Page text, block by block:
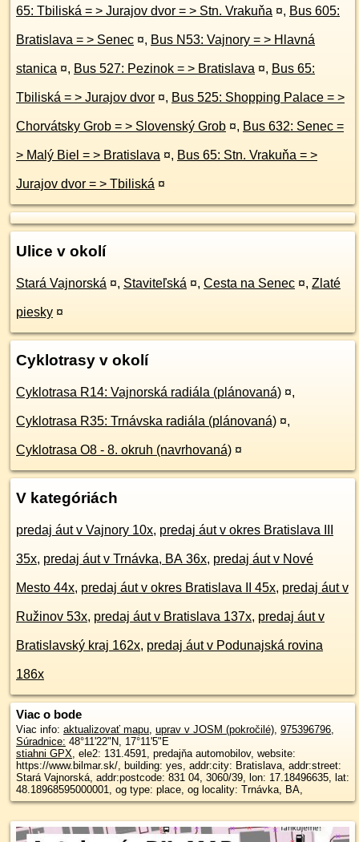
65: Tbiliská = > Jurajov dvor = > Stn. Vrakuňa ¤, Bus 605:
Bratislava = > Senec ¤, Bus N53: Vajnory = > Hlavná
stanica ¤, Bus 527: Pezinok = > Bratislava ¤, Bus 65:
Tbiliská = > Jurajov dvor ¤, Bus 525: Shopping Palace = >
Chorvátsky Grob = > Slovenský Grob ¤, Bus 632: Senec =
> Malý Biel = > Bratislava ¤, Bus 65: Stn. Vrakuňa = >
Jurajov dvor = > Tbiliská ¤
Ulice v okolí
Stará Vajnorská ¤, Staviteľská ¤, Cesta na Senec ¤, Zlaté
piesky ¤
Cyklotrasy v okolí
Cyklotrasa R14: Vajnorská radiála (plánovaná) ¤,
Cyklotrasa R35: Trnávska radiála (plánovaná) ¤,
Cyklotrasa O8 - 8. okruh (navrhovaná) ¤
V kategóriách
predaj áut v Vajnory 10x, predaj áut v okres Bratislava III
35x, predaj áut v Trnávka, BA 36x, predaj áut v Nové
Mesto 44x, predaj áut v okres Bratislava II 45x, predaj áut v
Ružinov 53x, predaj áut v Bratislava 137x, predaj áut v
Bratislavský kraj 162x, predaj áut v Podunajská rovina
186x
Viac o bode
Viac info: aktualizovať mapu, uprav v JOSM (pokročilé), 975396796,
Súradnice: 48°11'22"N, 17°11'5"E
stiahni GPX, ele2: 131.4591, predajňa automobilov, website:
https://www.bilmar.sk/, building: yes, addr:city: Bratislava, addr:street:
Stará Vajnorská, addr:postcode: 831 04, 3060/39, lon: 17.18496635, lat:
48.18968595000001, og type: place, og locality: Trnávka, BA,